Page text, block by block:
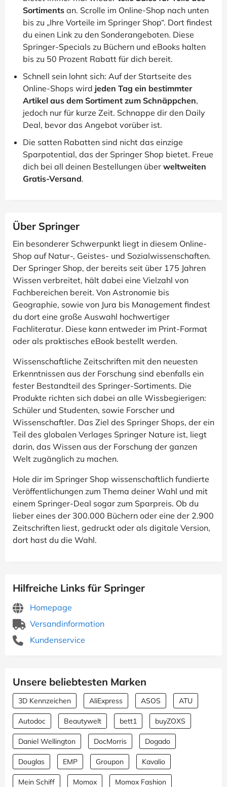
Sortiments an. Scrolle im Online-Shop nach unten
bis zu „Ihre Vorteile im Springer Shop“. Dort findest
du einen Link zu den Sonderangeboten. Diese
Springer-Specials zu Büchern und eBooks halten
bis zu 50 Prozent Rabatt für dich bereit.
Schnell sein lohnt sich: Auf der Startseite des
Online-Shops wird jeden Tag ein bestimmter
Artikel aus dem Sortiment zum Schnäppchen,
jedoch nur für kurze Zeit. Schnappe dir den Daily
Deal, bevor das Angebot vorüber ist.
Die satten Rabatten sind nicht das einzige
Sparpotential, das der Springer Shop bietet. Freue
dich bei all deinen Bestellungen über weltweiten
Gratis-Versand.
Über Springer
Ein besonderer Schwerpunkt liegt in diesem Online-
Shop auf Natur-, Geistes- und Sozialwissenschaften.
Der Springer Shop, der bereits seit über 175 Jahren
Wissen verbreitet, hält dabei eine Vielzahl von
Fachbereichen bereit. Von Astronomie bis
Geographie, sowie von Jura bis Management findest
du dort eine große Auswahl hochwertiger
Fachliteratur. Diese kann entweder im Print-Format
oder als praktisches eBook bestellt werden.
Wissenschaftliche Zeitschriften mit den neuesten
Erkenntnissen aus der Forschung sind ebenfalls ein
fester Bestandteil des Springer-Sortiments. Die
Produkte richten sich dabei an alle Wissbegierigen:
Schüler und Studenten, sowie Forscher und
Wissenschaftler. Das Ziel des Springer Shops, der ein
Teil des globalen Verlages Springer Nature ist, liegt
darin, das Wissen aus der Forschung der ganzen
Welt zugänglich zu machen.
Hole dir im Springer Shop wissenschaftlich fundierte
Veröffentlichungen zum Thema deiner Wahl und mit
einem Springer-Deal sogar zum Sparpreis. Ob du
lieber eines der 300.000 Büchern oder eine der 2.900
Zeitschriften liest, gedruckt oder als digitale Version,
dort hast du die Wahl.
Hilfreiche Links für Springer
Homepage
Versandinformation
Kundenservice
Unsere beliebtesten Marken
3D Kennzeichen AliExpress ASOS ATU
Autodoc Beautywelt bett1 buyZOXS
Daniel Wellington DocMorris Dogado
Douglas EMP Groupon Kavalio
Mein Schiff Momox Momox Fashion